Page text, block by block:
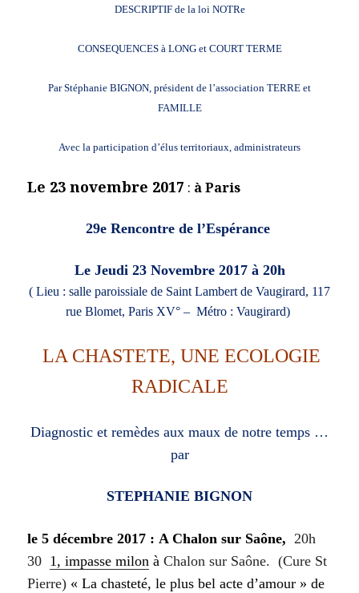
DESCRIPTIF de la loi NOTRe
CONSEQUENCES à LONG et COURT TERME
Par Stéphanie BIGNON, président de l’association TERRE et
FAMILLE
Avec la participation d’élus territoriaux, administrateurs
Le 23 novembre 2017 : à Paris
29e Rencontre de l’Espérance
Le Jeudi 23 Novembre 2017 à 20h
( Lieu : salle paroissiale de Saint Lambert de Vaugirard, 117
rue Blomet, Paris XV° – Métro : Vaugirard)
LA CHASTETE, UNE ECOLOGIE
RADICALE
Diagnostic et remèdes aux maux de notre temps …
par
STEPHANIE BIGNON
le 5 décembre 2017 :A Chalon sur Saône, 20h
30 1, impasse milon à Chalon sur Saône. (Cure St
Pierre) « La chasteté, le plus bel acte d’amour » de